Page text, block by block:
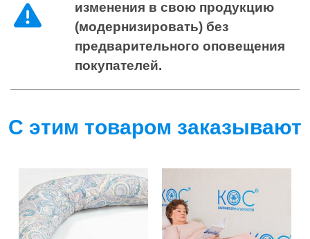
изменения в свою продукцию
(модернизировать) без
предварительного оповещения
покупателей.
С этим товаром заказывают